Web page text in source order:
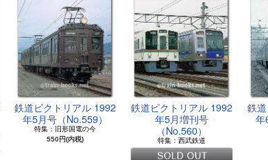
鉄道ピクトリアル 1992
年5月号（No.559）
特集：旧形国電の今
550円(内税)
鉄道ピクトリアル 1992
年5月増刊号
（No.560）
特集：西武鉄道
鉄
年